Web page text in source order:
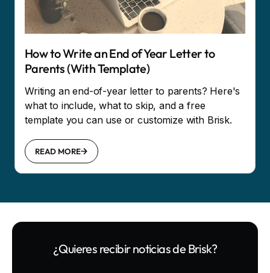
How to Write an End of Year Letter to
Parents (With Template)
Writing an end-of-year letter to parents? Here's
what to include, what to skip, and a free
template you can use or customize with Brisk.
READ MORE
¿Quieres recibir noticias de Brisk?